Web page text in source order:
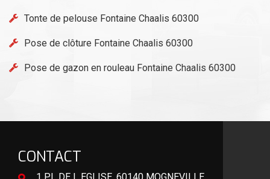
Tonte de pelouse Fontaine Chaalis 60300
Pose de clôture Fontaine Chaalis 60300
Pose de gazon en rouleau Fontaine Chaalis 60300
CONTACT